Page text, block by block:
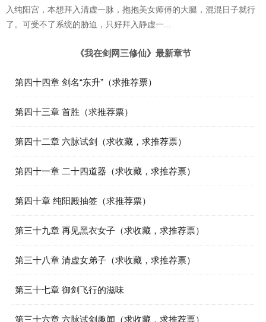
入纯阳宫，本想拜入清虚一脉，抱抱美女师傅的大腿，混混日子就行
了。可受不了系统的胁迫，只好拜入静虚一...
《我在剑网三修仙》最新章节
第四十四章 剑名“东升”（求推荐票）
第四十三章 首胜（求推荐票）
第四十二章 六脉试剑（求收藏，求推荐票）
第四十一章 二十四道器（求收藏，求推荐票）
第四十章 纯阳殿抽签（求推荐票）
第三十九章 再见黑衣女子（求收藏，求推荐票）
第三十八章 清虚女弟子（求收藏，求推荐票）
第三十七章 御剑飞行的滋味
第三十六章 六脉试剑趣闻（求收藏，求推荐票）